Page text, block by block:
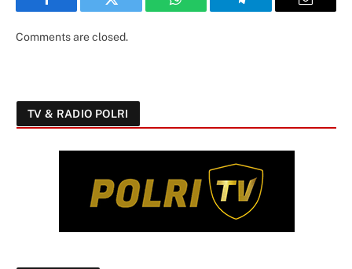
Facebook Twitter WhatsApp Telegram Email
Comments are closed.
TV & RADIO POLRI